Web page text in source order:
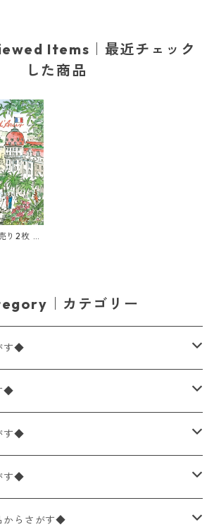
Items｜最近チェック
した商品
り2枚 ラ
プキン
｜カテゴリー
す◆
バラ売り
バラ売り
入りパック
枚入りパック
◆
ズ）
イズ）
サイズ）
す◆
す◆
からさがす◆